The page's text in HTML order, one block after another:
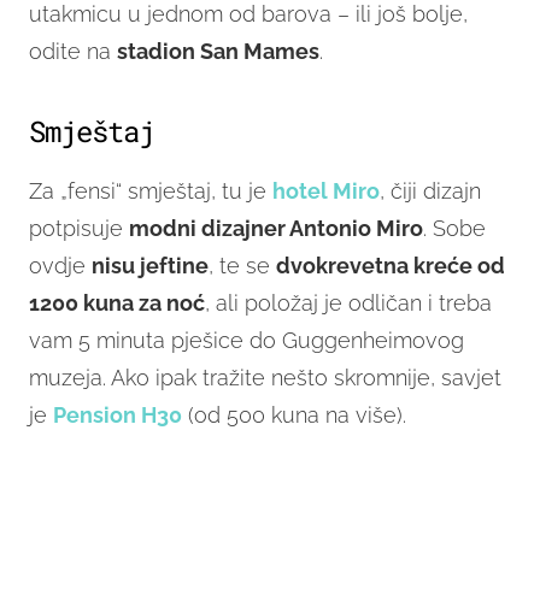
utakmicu u jednom od barova – ili još bolje,
odite na stadion San Mames.
Smještaj
Za „fensi“ smještaj, tu je hotel Miro, čiji dizajn
potpisuje modni dizajner Antonio Miro. Sobe
ovdje nisu jeftine, te se dvokrevetna kreće od
1200 kuna za noć, ali položaj je odličan i treba
vam 5 minuta pješice do Guggenheimovog
muzeja. Ako ipak tražite nešto skromnije, savjet
je Pension H30 (od 500 kuna na više).